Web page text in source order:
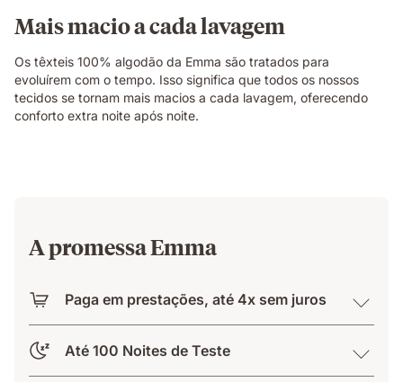
Mais macio a cada lavagem
Os têxteis 100% algodão da Emma são tratados para
evoluírem com o tempo. Isso significa que todos os nossos
tecidos se tornam mais macios a cada lavagem, oferecendo
conforto extra noite após noite.
A promessa Emma
Paga em prestações, até 4x sem juros
Até 100 Noites de Teste